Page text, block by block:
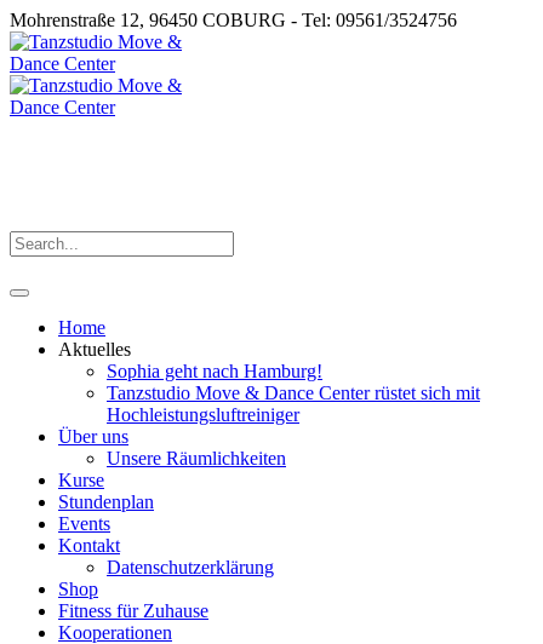
Mohrenstraße 12, 96450 COBURG - Tel: 09561/3524756
Home
Aktuelles
Sophia geht nach Hamburg!
Tanzstudio Move & Dance Center rüstet sich mit
Hochleistungsluftreiniger
Über uns
Unsere Räumlichkeiten
Kurse
Stundenplan
Events
Kontakt
Datenschutzerklärung
Shop
Fitness für Zuhause
Kooperationen